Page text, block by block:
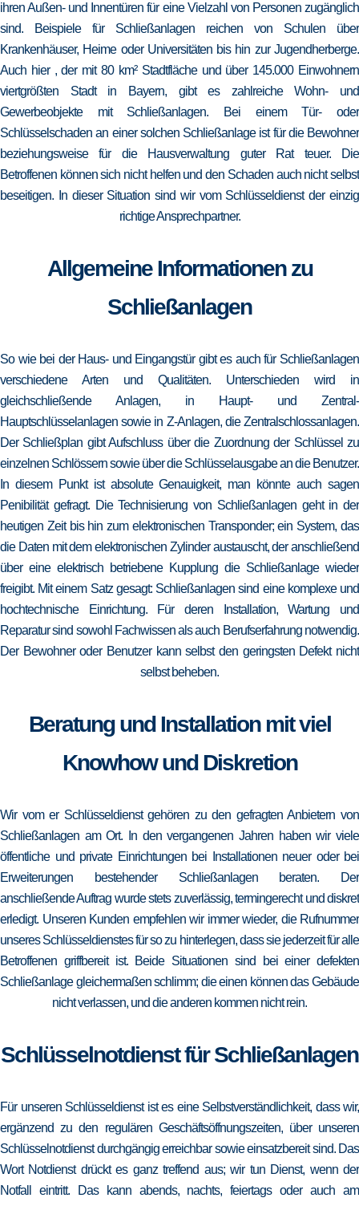
ihren Außen- und Innentüren für eine Vielzahl von Personen zugänglich
sind. Beispiele für Schließanlagen reichen von Schulen über
Krankenhäuser, Heime oder Universitäten bis hin zur Jugendherberge.
Auch hier , der mit 80 km² Stadtfläche und über 145.000 Einwohnern
viertgrößten Stadt in Bayern, gibt es zahlreiche Wohn- und
Gewerbeobjekte mit Schließanlagen. Bei einem Tür- oder
Schlüsselschaden an einer solchen Schließanlage ist für die Bewohner
beziehungsweise für die Hausverwaltung guter Rat teuer. Die
Betroffenen können sich nicht helfen und den Schaden auch nicht selbst
beseitigen. In dieser Situation sind wir vom Schlüsseldienst der einzig
richtige Ansprechpartner.
Allgemeine Informationen zu
Schließanlagen
So wie bei der Haus- und Eingangstür gibt es auch für Schließanlagen
verschiedene Arten und Qualitäten. Unterschieden wird in
gleichschließende Anlagen, in Haupt- und Zentral-
Hauptschlüsselanlagen sowie in Z-Anlagen, die Zentralschlossanlagen.
Der Schließplan gibt Aufschluss über die Zuordnung der Schlüssel zu
einzelnen Schlössern sowie über die Schlüsselausgabe an die Benutzer.
In diesem Punkt ist absolute Genauigkeit, man könnte auch sagen
Penibilität gefragt. Die Technisierung von Schließanlagen geht in der
heutigen Zeit bis hin zum elektronischen Transponder; ein System, das
die Daten mit dem elektronischen Zylinder austauscht, der anschließend
über eine elektrisch betriebene Kupplung die Schließanlage wieder
freigibt. Mit einem Satz gesagt: Schließanlagen sind eine komplexe und
hochtechnische Einrichtung. Für deren Installation, Wartung und
Reparatur sind sowohl Fachwissen als auch Berufserfahrung notwendig.
Der Bewohner oder Benutzer kann selbst den geringsten Defekt nicht
selbst beheben.
Beratung und Installation mit viel
Knowhow und Diskretion
Wir vom er Schlüsseldienst gehören zu den gefragten Anbietern von
Schließanlagen am Ort. In den vergangenen Jahren haben wir viele
öffentliche und private Einrichtungen bei Installationen neuer oder bei
Erweiterungen bestehender Schließanlagen beraten. Der
anschließende Auftrag wurde stets zuverlässig, termingerecht und diskret
erledigt. Unseren Kunden empfehlen wir immer wieder, die Rufnummer
unseres Schlüsseldienstes für so zu hinterlegen, dass sie jederzeit für alle
Betroffenen griffbereit ist. Beide Situationen sind bei einer defekten
Schließanlage gleichermaßen schlimm; die einen können das Gebäude
nicht verlassen, und die anderen kommen nicht rein.
Schlüsselnotdienst für Schließanlagen
Für unseren Schlüsseldienst ist es eine Selbstverständlichkeit, dass wir,
ergänzend zu den regulären Geschäftsöffnungszeiten, über unseren
Schlüsselnotdienst durchgängig erreichbar sowie einsatzbereit sind. Das
Wort Notdienst drückt es ganz treffend aus; wir tun Dienst, wenn der
Notfall eintritt. Das kann abends, nachts, feiertags oder auch am